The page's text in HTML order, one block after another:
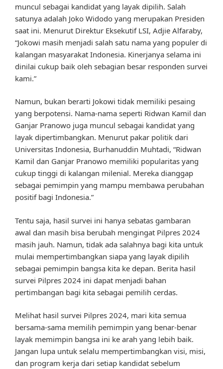
muncul sebagai kandidat yang layak dipilih. Salah
satunya adalah Joko Widodo yang merupakan Presiden
saat ini. Menurut Direktur Eksekutif LSI, Adjie Alfaraby,
“Jokowi masih menjadi salah satu nama yang populer di
kalangan masyarakat Indonesia. Kinerjanya selama ini
dinilai cukup baik oleh sebagian besar responden survei
kami.”
Namun, bukan berarti Jokowi tidak memiliki pesaing
yang berpotensi. Nama-nama seperti Ridwan Kamil dan
Ganjar Pranowo juga muncul sebagai kandidat yang
layak dipertimbangkan. Menurut pakar politik dari
Universitas Indonesia, Burhanuddin Muhtadi, “Ridwan
Kamil dan Ganjar Pranowo memiliki popularitas yang
cukup tinggi di kalangan milenial. Mereka dianggap
sebagai pemimpin yang mampu membawa perubahan
positif bagi Indonesia.”
Tentu saja, hasil survei ini hanya sebatas gambaran
awal dan masih bisa berubah mengingat Pilpres 2024
masih jauh. Namun, tidak ada salahnya bagi kita untuk
mulai mempertimbangkan siapa yang layak dipilih
sebagai pemimpin bangsa kita ke depan. Berita hasil
survei Pilpres 2024 ini dapat menjadi bahan
pertimbangan bagi kita sebagai pemilih cerdas.
Melihat hasil survei Pilpres 2024, mari kita semua
bersama-sama memilih pemimpin yang benar-benar
layak memimpin bangsa ini ke arah yang lebih baik.
Jangan lupa untuk selalu mempertimbangkan visi, misi,
dan program kerja dari setiap kandidat sebelum